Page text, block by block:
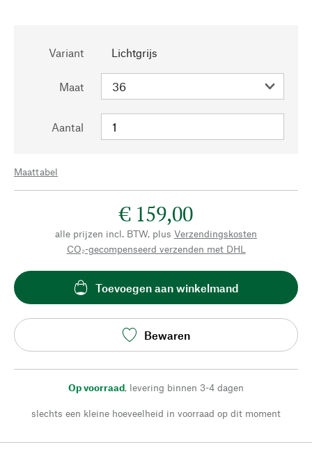
Variant Lichtgrijs
Maat
Aantal
Maattabel
€ 159,00
alle prijzen incl. BTW, plus Verzendingskosten
CO₂-gecompenseerd verzenden met DHL
Toevoegen aan winkelmand
Bewaren
Op voorraad, levering binnen 3-4 dagen
slechts een kleine hoeveelheid in voorraad op dit moment